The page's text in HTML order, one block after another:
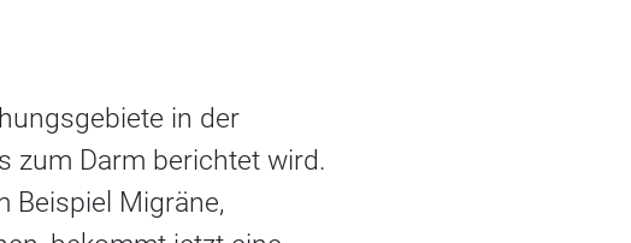
in der
zum Darm berichtet wird.
Beispiel Migräne,